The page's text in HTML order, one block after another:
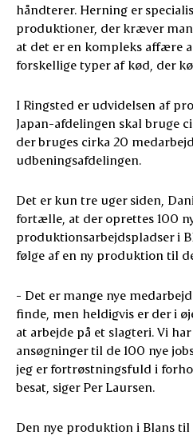
håndterer. Herning er
produktioner, der kræver
at det er en kompleks affære
forskellige typer af kød, der
I Ringsted er udvidelsen af
Japan-afdelingen skal bruge
der bruges cirka 20
udbeningsafdelingen.
Det er kun tre uger siden,
fortælle, at der oprettes 100
produktionsarbejdspladser i
følge af en ny produktion til
- Det er mange nye
finde, men heldigvis er der i
at arbejde på et slagteri. Vi
ansøgninger til de 100 nye
jeg er fortrøstningsfuld i
besat, siger Per Laursen.
Den nye produktion i Blans til